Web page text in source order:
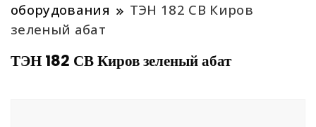
оборудования
ТЭН 182 СВ Киров
зеленый абат
ТЭН 182 СВ Киров зеленый абат